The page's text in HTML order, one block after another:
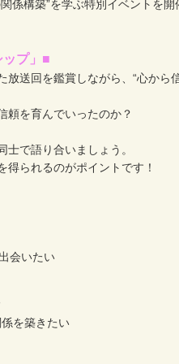
係構築”を学ぶ特別イベントを開
ップ」■
送回を鑑賞しながら、“心か
頼を育んでいったのか？
で語り合いましょう。
られるのがポイントです！
会いたい
を築きたい